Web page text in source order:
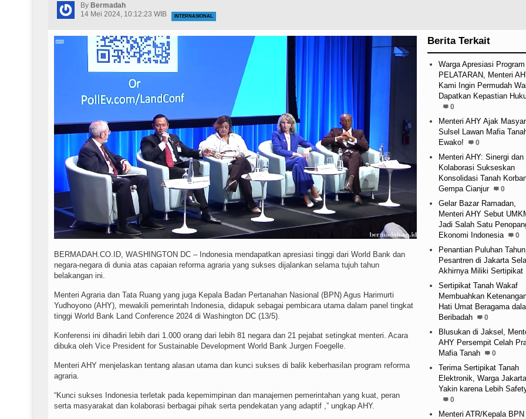
By Bermadah
14 Mei 2024, 10:12:23 WIB
INTERNASIONAL
BERMADAH.CO.ID, WASHINGTON DC – Indonesia mendapatkan apresiasi tinggi dari World Bank dan
negara-negara di dunia atas capaian reforma agraria yang sukses dijalankan selama tujuh tahun
belakangan ini.
Menteri Agraria dan Tata Ruang yang juga Kepala Badan Pertanahan Nasional (BPN) Agus Harimurti
Yudhoyono (AHY), mewakili pemerintah Indonesia, didapuk sebagai pembicara utama dalam panel tingkat
tinggi World Bank Land Conference 2024 di Washington DC (13/5).
Konferensi ini dihadiri lebih dari 1.000 orang dari lebih 81 negara dan 21 pejabat setingkat menteri. Acara
dibuka oleh Vice President for Sustainable Development World Bank Jurgen Foegelle.
Menteri AHY menjelaskan tentang alasan utama dan kunci sukses di balik keberhasilan program reforma
agraria.
“Kunci sukses Indonesia terletak pada kepemimpinan dan manajemen pemerintahan yang kuat, peran
serta masyarakat dan kolaborasi berbagai pihak serta pendekatan yang adaptif ,” ungkap AHY.
Berita Terkait
Warga Apresiasi Program
PELATARAN, Menteri
Kami Ingin Permudah
Dapatkan Kepastian
0
Menteri AHY Ajak
Sulsel Lawan Mafia
Ewako!
0
Menteri AHY: Sinergi dan
Kolaborasi Sukseskan
Konsolidasi Tanah
Gempa Cianjur
0
Gelar Bazar Ramadan,
Menteri AHY Sebut
Jadi Salah Satu
Ekonomi Indonesia
0
Penantian Puluhan Tahun,
Pesantren di Jakarta
Akhirnya Miliki Sertipikat
Sertipikat Tanah Wakaf
Membuahkan
Hati Umat Beragama
Beribadah
0
Blusukan di Jaksel,
AHY Persempit Celah
Mafia Tanah
0
Terima Sertipikat Tanah
Elektronik, Warga
Yakin karena Lebih
0
Menteri ATR/Kepala BPN